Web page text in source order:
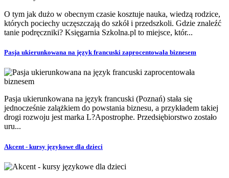
O tym jak dużo w obecnym czasie kosztuje nauka, wiedzą rodzice,
których pociechy uczęszczają do szkół i przedszkoli. Gdzie znaleźć
tanie podręczniki? Księgarnia Szkolna.pl to miejsce, któr...
Pasja ukierunkowana na język francuski zaprocentowała biznesem
Pasja ukierunkowana na język francuski (Poznań) stała się
jednocześnie zalążkiem do powstania biznesu, a przykładem takiej
drogi rozwoju jest marka L?Apostrophe. Przedsiębiorstwo zostało
uru...
Akcent - kursy językowe dla dzieci